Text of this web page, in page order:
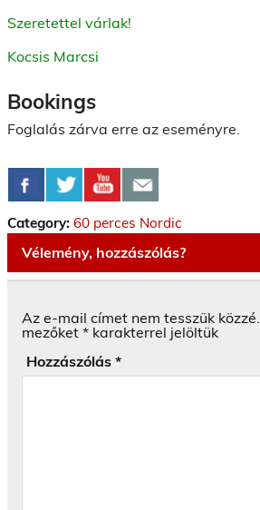
Szeretettel várlak!
Kocsis Marcsi
Bookings
Foglalás zárva erre az eseményre.
Category: 60 perces Nordic
Vélemény, hozzászólás?
Az e-mail címet nem tesszük közzé.
mezőket * karakterrel jelöltük
Hozzászólás *